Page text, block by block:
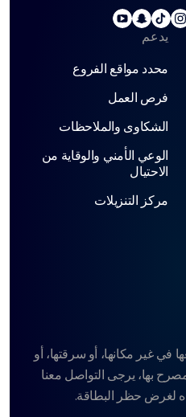
يدعم
محدد مواقع الفروع
فرص العمل
الشكاوى والملاحظات
الوعي الأمني ​​والوقاية من
الاحتيال
مركز التنزيلات
مكانها، أو سرقتها، أو
يرجى التواصل معنا
لغرض حظر البطاقة.